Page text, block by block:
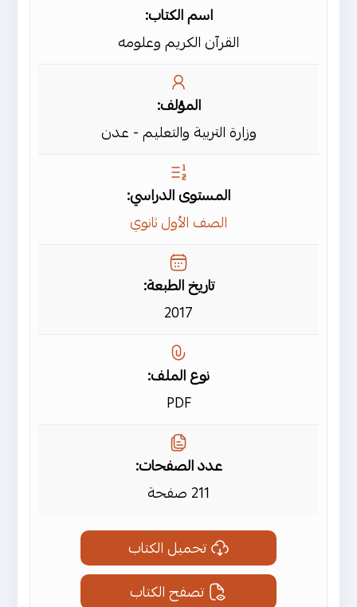
اسم الكتاب:
القرآن الكريم وعلومه
المؤلف:
وزارة التربية والتعليم - عدن
المستوى الدراسي:
الصف الأول ثانوي
تاريخ الطبعة:
2017
نوع الملف:
PDF
عدد الصفحات:
211 صفحة
تحميل الكتاب
تصفح الكتاب